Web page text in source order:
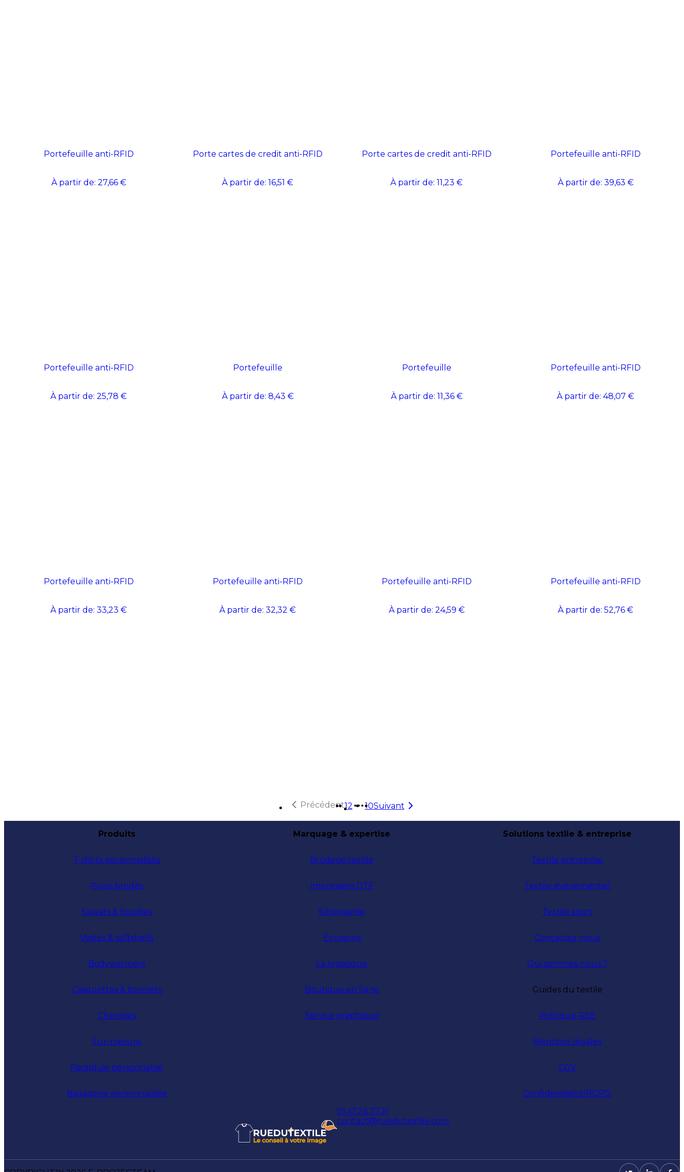
Portefeuille anti-RFID
À partir de: 27,66 €
Porte cartes de credit anti-RFID
À partir de: 16,51 €
Porte cartes de credit anti-RFID
À partir de: 11,23 €
Portefeuille anti-RFID
À partir de: 39,63 €
Portefeuille anti-RFID
À partir de: 25,78 €
Portefeuille
À partir de: 8,43 €
Portefeuille
À partir de: 11,36 €
Portefeuille anti-RFID
À partir de: 48,07 €
Portefeuille anti-RFID
À partir de: 33,23 €
Portefeuille anti-RFID
À partir de: 32,32 €
Portefeuille anti-RFID
À partir de: 24,59 €
Portefeuille anti-RFID
À partir de: 52,76 €
Précédent12 Plus de pages
10Suivant
Produits
T-shirts personnalisés
Polos brodés
Sweats & hoodies
Vestes & softshells
Bodywarmers
Casquettes & bonnets
Chemises
Sur-mesure
Parapluie personnalisé
Bagagerie personnalisée
Marquage & expertise
Broderie textile
Impression DTF
Sérigraphie
Écussons
La logistique
Boutique en ligne
Service graphique
Solutions textile & entreprise
Textile entreprise
Textile événementiel
Textile sport
Contactez-nous
Qui sommes-nous ?
Guides du textile
Politique-RSE
Mentions légales
CGV
Confidentialité/RGPD
01.47.24.77.21
contact@ruedutextile.com